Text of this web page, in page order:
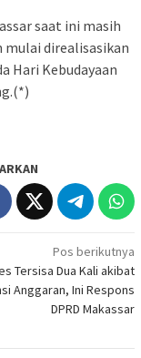
saat ini masih
mulai direalisasikan
Hari Kebudayaan
Pos berikutnya
Tersisa Dua Kali akibat
Anggaran, Ini Respons
DPRD Makassar